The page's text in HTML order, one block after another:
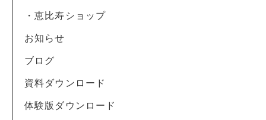
・恵比寿ショップ
お知らせ
ブログ
資料ダウンロード
体験版ダウンロード